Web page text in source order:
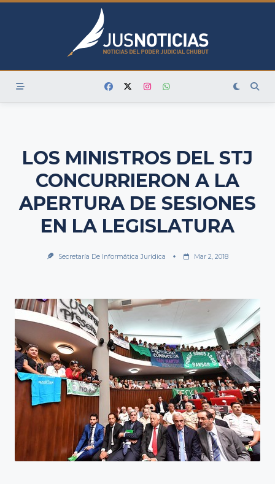
Skip
LOS MINISTROS DEL STJ
CONCURRIERON A LA
APERTURA DE SESIONES
EN LA LEGISLATURA
Secretaría De Informática Jurídica Mar 2, 2018